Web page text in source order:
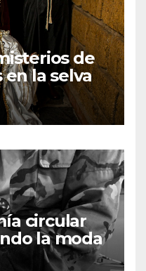
de
en la selva
circular
la moda